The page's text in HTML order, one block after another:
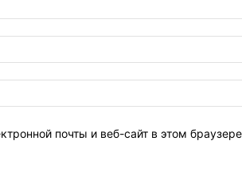
почты и веб-сайт в этом